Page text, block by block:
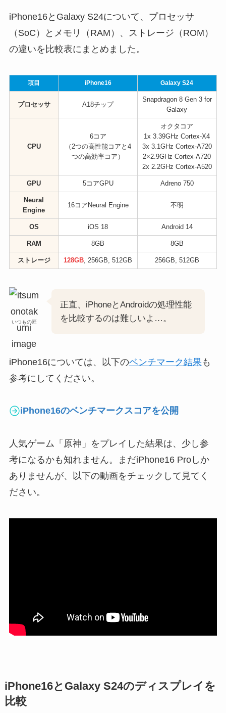
iPhone16とGalaxy S24について、プロセッサ
（SoC）とメモリ（RAM）、ストレージ（ROM）
の違いを比較表にまとめました。
項目 iPhone16 Galaxy S24
プロセッサ A18チップ
Snapdragon 8 Gen 3 for
Galaxy
CPU
6コア
（2つの高性能コアと4
つの高効率コア）
オクタコア
1x 3.39GHz Cortex-X4
3x 3.1GHz Cortex-A720
2×2.9GHz Cortex-A720
2x 2.2GHz Cortex-A520
GPU 5コアGPU Adreno 750
Neural
Engine
16コアNeural Engine 不明
OS iOS 18 Android 14
RAM 8GB 8GB
ストレージ 128GB, 256GB, 512GB 256GB, 512GB
いつもの匠
正直、iPhoneとAndroidの処理性能
を比較するのは難しいよ…。
iPhone16については、以下のベンチマーク結果 も
参考にしてください。
iPhone16のベンチマークスコアを公開
人気ゲーム「原神」をプレイした結果は、少し参
考になるかも知れません。まだiPhone16 Proしか
ありませんが、以下の動画をチェックして見てく
ださい。
iPhone16とGalaxy S24のディスプレイを
比較